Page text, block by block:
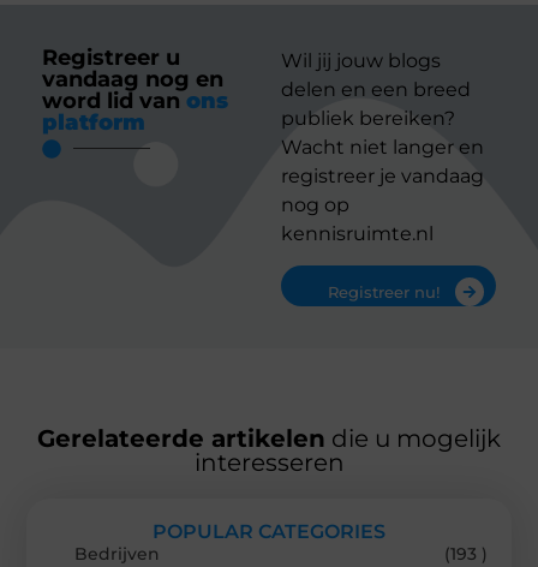
Registreer u
vandaag nog en
word lid van ons
platform
Wil jij jouw blogs
delen en een breed
publiek bereiken?
Wacht niet langer en
registreer je vandaag
nog op
kennisruimte.nl
Registreer nu!
Gerelateerde artikelen die u mogelijk
interesseren
POPULAR CATEGORIES
Bedrijven
(193 )